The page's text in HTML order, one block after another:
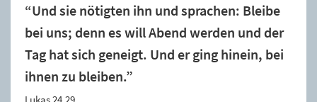
“Und sie nötigten ihn und sprachen: Bleibe
bei uns; denn es will Abend werden und der
Tag hat sich geneigt. Und er ging hinein, bei
ihnen zu bleiben.”
Lukas 24,29